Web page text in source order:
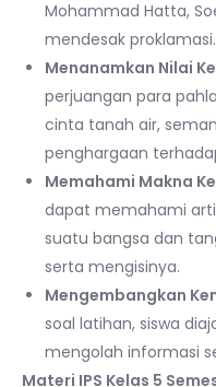
Mohammad Hatta,
mendesak proklamasi.
Menanamkan Nilai
perjuangan para
cinta tanah air,
penghargaan
Memahami Makna
dapat memahami
suatu bangsa dan
serta mengisinya.
Mengembangkan
soal latihan, siswa
mengolah informasi
Materi IPS Kelas 5